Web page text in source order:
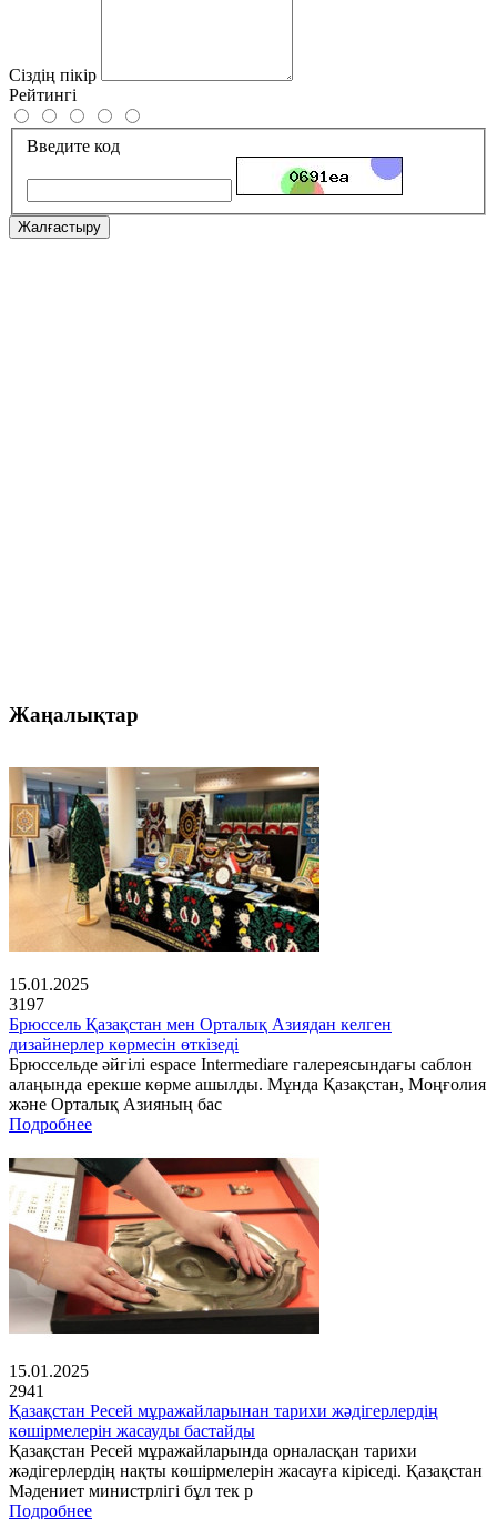
Сіздің пікір
Рейтингі
Введите код
Жалғастыру
Жаңалықтар
15.01.2025
3197
Брюссель Қазақстан мен Орталық Азиядан келген
дизайнерлер көрмесін өткізеді
Брюссельде әйгілі espace Intermediare галереясындағы саблон
алаңында ерекше көрме ашылды. Мұнда Қазақстан, Моңғолия
және Орталық Азияның бас
Подробнее
15.01.2025
2941
Қазақстан Ресей мұражайларынан тарихи жәдігерлердің
көшірмелерін жасауды бастайды
Қазақстан Ресей мұражайларында орналасқан тарихи
жәдігерлердің нақты көшірмелерін жасауға кіріседі. Қазақстан
Мәдениет министрлігі бұл тек р
Подробнее